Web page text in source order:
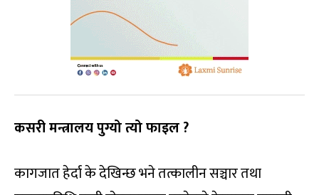
कसरी मन्त्रालय पुग्यो त्यो फाइल?
कागजात हेर्दा के देखिन्छ भने तत्कालीन सञ्चार तथा